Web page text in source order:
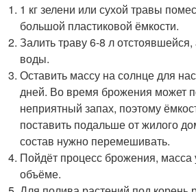
1 кг зелени или сухой травы
большой пластиковой ёмкости.
Залить траву 6-8 л
воды.
Оставить массу на солнце для
дней. Во время брожения может
неприятный запах, поэтому
поставить подальше от жилого
состав нужно перемешивать.
Пойдёт процесс брожения, масса
объёме.